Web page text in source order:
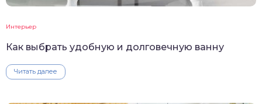
Интерьер
Как выбрать удобную и долговечную ванну
Читать далее